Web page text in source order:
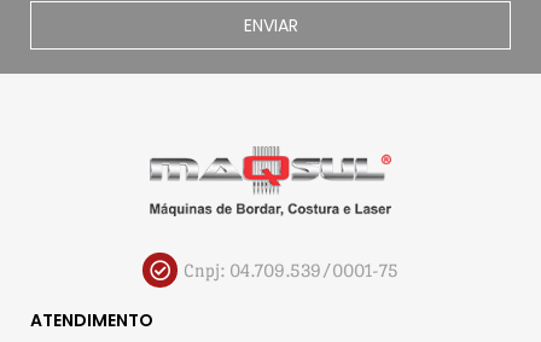
ENVIAR
Cnpj: 04.709.539/0001-75
ATENDIMENTO